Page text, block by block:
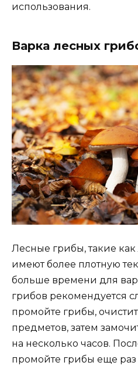
использования.
Варка лесных
Лесные грибы, такие
имеют более плотную
больше времени для
грибов рекомендуется
промойте грибы,
предметов, затем
на несколько часов.
промойте грибы еще раз